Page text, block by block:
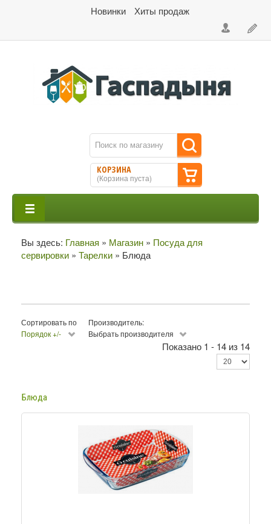
Новинки Хиты продаж
КОРЗИНА
(Корзина пуста)
Вы здесь: Главная » Магазин » Посуда для
сервировки » Тарелки » Блюда
Сортировать по
Порядок +/-
Производитель:
Выбрать производителя
Показано 1 - 14 из 14
Блюда